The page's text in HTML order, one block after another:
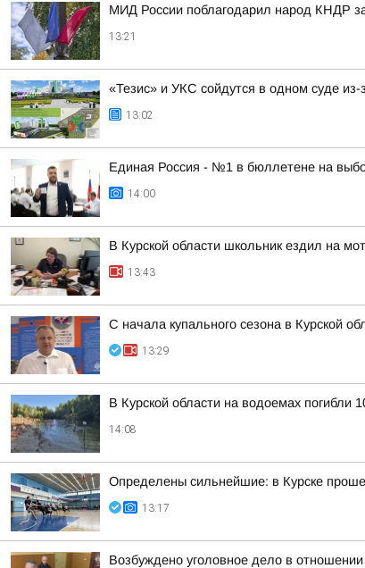
МИД России поблагодарил народ КНДР
13:21
«Тезис» и УКС сойдутся в одном суде
13:02
Единая Россия - №1 в бюллетене на
14:00
В Курской области школьник ездил на
13:43
С начала купального сезона в Курской
13:29
В Курской области на водоемах погибли
14:08
Определены сильнейшие: в Курске
13:17
Возбуждено уголовное дело в отношении